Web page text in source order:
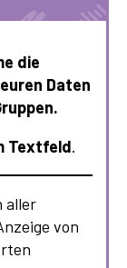
die
Daten
Textfeld.
aller
von